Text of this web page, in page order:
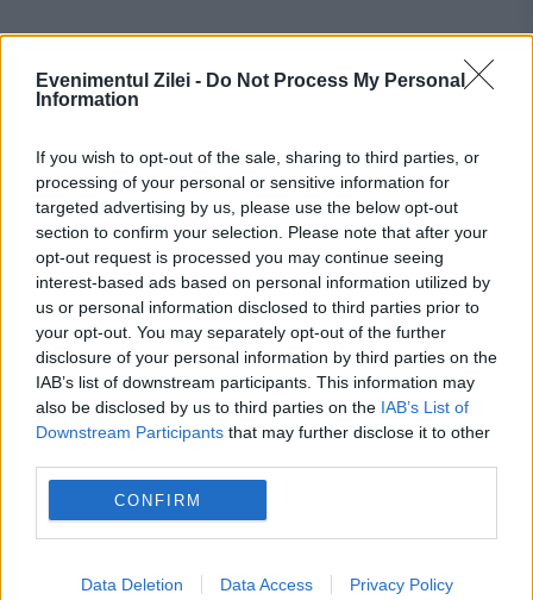
Evenimentul Zilei - Do Not Process My Personal
Information
If you wish to opt-out of the sale, sharing to third parties, or
processing of your personal or sensitive information for
targeted advertising by us, please use the below opt-out
section to confirm your selection. Please note that after your
opt-out request is processed you may continue seeing
interest-based ads based on personal information utilized by
us or personal information disclosed to third parties prior to
your opt-out. You may separately opt-out of the further
disclosure of your personal information by third parties on the
IAB’s list of downstream participants. This information may
also be disclosed by us to third parties on the IAB’s List of
Downstream Participants that may further disclose it to other
CONFIRM
Data Deletion Data Access Privacy Policy
Recomandările noastre
Se schimbă fișa medicală pentru permisul
auto. Ce trebuie să știe șoferii